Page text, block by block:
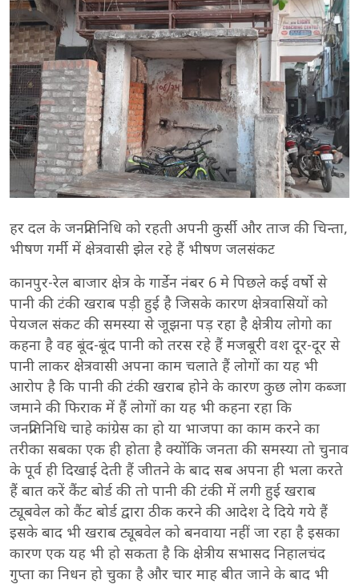
हर दल के जनप्रतिनिधि को रहती अपनी कुर्सी और ताज की चिन्ता,
भीषण गर्मी में क्षेत्रवासी झेल रहे हैं भीषण जलसंकट
कानपुर-रेल बाजार क्षेत्र के गार्डेन नंबर 6 मे पिछले कई वर्षो से
पानी की टंकी खराब पड़ी हुई है जिसके कारण क्षेत्रवासियों को
पेयजल संकट की समस्या से जूझना पड़ रहा है क्षेत्रीय लोगो का
कहना है वह बूंद-बूंद पानी को तरस रहे हैं मजबूरी वश दूर-दूर से
पानी लाकर क्षेत्रवासी अपना काम चलाते हैं लोगों का यह भी
आरोप है कि पानी की टंकी खराब होने के कारण कुछ लोग कब्जा
जमाने की फिराक में हैं लोगों का यह भी कहना रहा कि
जनप्रतिनिधि चाहे कांग्रेस का हो या भाजपा का काम करने का
तरीका सबका एक ही होता है क्योंकि जनता की समस्या तो चुनाव
के पूर्व ही दिखाई देती हैं जीतने के बाद सब अपना ही भला करते
हैं बात करें कैंट बोर्ड की तो पानी की टंकी में लगी हुई खराब
ट्यूबवेल को कैंट बोर्ड द्वारा ठीक करने की आदेश दे दिये गये हैं
इसके बाद भी खराब ट्यूबवेल को बनवाया नहीं जा रहा है इसका
कारण एक यह भी हो सकता है कि क्षेत्रीय सभासद निहालचंद
गुप्ता का निधन हो चुका है और चार माह बीत जाने के बाद भी